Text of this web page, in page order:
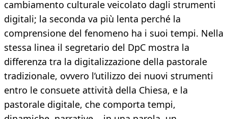
cambiamento culturale veicolato dagli strumenti
digitali; la seconda va più lenta perché la
comprensione del fenomeno ha i suoi tempi. Nella
stessa linea il segretario del DpC mostra la
differenza tra la digitalizzazione della pastorale
tradizionale, ovvero l’utilizzo dei nuovi strumenti
entro le consuete attività della Chiesa, e la
pastorale digitale, che comporta tempi,